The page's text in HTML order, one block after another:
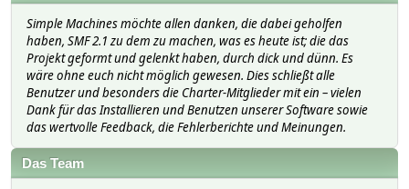
Simple Machines möchte allen danken, die dabei geholfen
haben, SMF 2.1 zu dem zu machen, was es heute ist; die das
Projekt geformt und gelenkt haben, durch dick und dünn. Es
wäre ohne euch nicht möglich gewesen. Dies schließt alle
Benutzer und besonders die Charter-Mitglieder mit ein – vielen
Dank für das Installieren und Benutzen unserer Software sowie
das wertvolle Feedback, die Fehlerberichte und Meinungen.
Das Team